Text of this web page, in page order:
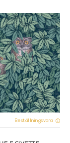
Beställningsvara